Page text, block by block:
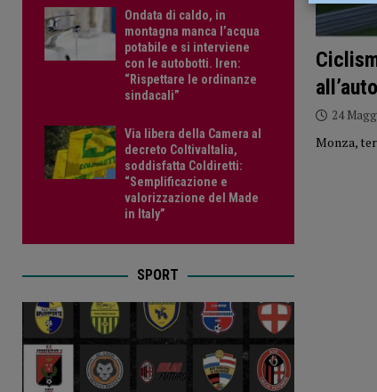
24
Monza,
Ondata di caldo, in
montagna manca l’acqua
potabile e si interviene
con le autobotti. Iren:
“Rispettare le ordinanze
sindacali”
Via libera della Camera al
decreto ColtivaItalia,
soddisfatta Coldiretti:
“Semplificazione e
valorizzazione del Made
in Italy”
SPORT